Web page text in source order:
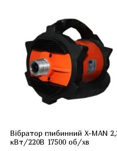
Вібратор глибинний X-MAN
кВт/220В 17500 об/хв